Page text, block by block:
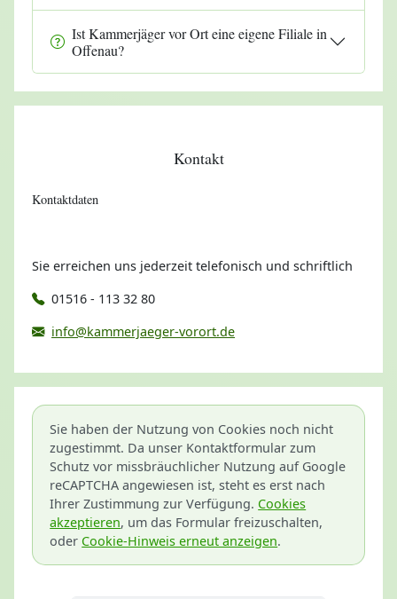
Ist Kammerjäger vor Ort eine eigene Filiale in
Offenau?
Kontakt
Kontaktdaten
Sie erreichen uns jederzeit telefonisch und schriftlich
01516 - 113 32 80
info@kammerjaeger-vorort.de
Sie haben der Nutzung von Cookies noch nicht
zugestimmt. Da unser Kontaktformular zum
Schutz vor missbräuchlicher Nutzung auf Google
reCAPTCHA angewiesen ist, steht es erst nach
Ihrer Zustimmung zur Verfügung. Cookies
akzeptieren, um das Formular freizuschalten,
oder Cookie-Hinweis erneut anzeigen.